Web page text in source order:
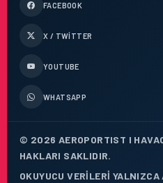
FACEBOOK
X / TWITTER
YOUTUBE
WHATSAPP
© 2026 AEROPORTIST I
HAKLARI SAKLIDIR.
OKUYUCU VERILERI